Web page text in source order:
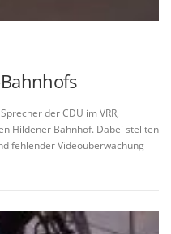
der CDU im VRR,
Hildener Bahnhof. Dabei stellten
fehlender Videoüberwachung